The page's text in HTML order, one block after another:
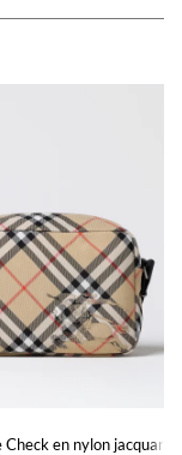
en nylon jacquard